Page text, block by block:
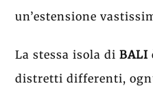
un’estensione
La stessa isola diBALI
distretti differenti,